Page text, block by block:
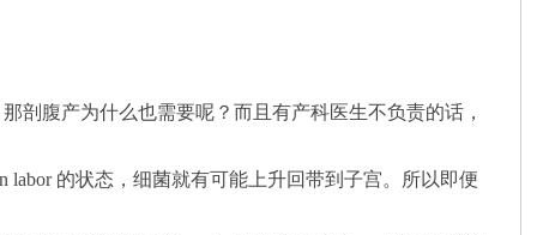
剖腹产为什么也需要呢？而且有产科医生不负责的话，
的状态，细菌就有可能上升回带到子宫。所以即便